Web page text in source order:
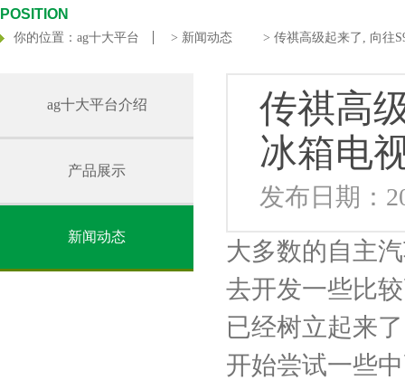
POSITION
你的位置： ag十大平台 > 新闻动态 > 传祺高级起来了, 向往
ag十大平台介绍
产品展示
新闻动态
传祺高
冰箱电
发布日期：
大多数的自主
去开发一些比
已经树立起来
开始尝试一些